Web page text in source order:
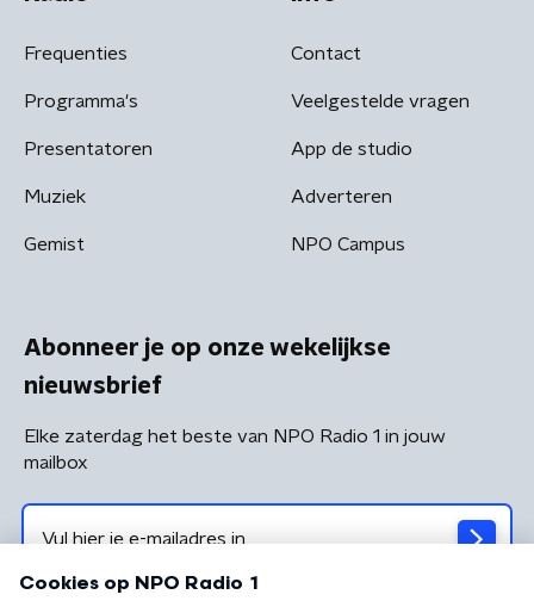
Frequenties
Programma's
Presentatoren
Muziek
Gemist
Contact
Veelgestelde vragen
App de studio
Adverteren
NPO Campus
Abonneer je op onze wekelijkse
nieuwsbrief
Elke zaterdag het beste van NPO Radio 1 in jouw
mailbox